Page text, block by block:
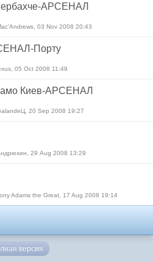
АРСЕНАЛ
03 Nov 2008 20:43
Порту
05 Oct 2008 11:49
Киев-АРСЕНАЛ
20 Sep 2008 19:27
29 Aug 2008 13:29
Adams the Great, 17 Aug 2008 19:14
версия